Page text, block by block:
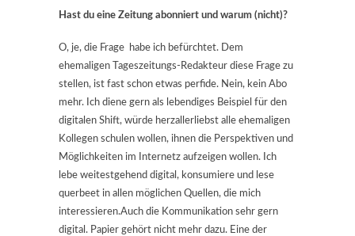
Hast du eine Zeitung abonniert und warum (nicht)?
O, je, die Frage habe ich befürchtet. Dem
ehemaligen Tageszeitungs-Redakteur diese Frage zu
stellen, ist fast schon etwas perfide. Nein, kein Abo
mehr. Ich diene gern als lebendiges Beispiel für den
digitalen Shift, würde herzallerliebst alle ehemaligen
Kollegen schulen wollen, ihnen die Perspektiven und
Möglichkeiten im Internetz aufzeigen wollen. Ich
lebe weitestgehend digital, konsumiere und lese
querbeet in allen möglichen Quellen, die mich
interessieren.Auch die Kommunikation sehr gern
digital. Papier gehört nicht mehr dazu. Eine der